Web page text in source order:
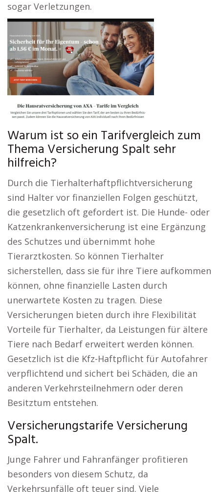
sogar Verletzungen.
Warum ist so ein Tarifvergleich zum
Thema Versicherung Spalt sehr
hilfreich?
Durch die Tierhalterhaftpflichtversicherung
sind Halter vor finanziellen Folgen geschützt,
die gesetzlich oft gefordert ist. Die Hunde- oder
Katzenkrankenversicherung ist eine Ergänzung
des Schutzes und übernimmt hohe
Tierarztkosten. So können Tierhalter
sicherstellen, dass sie für ihre Tiere aufkommen
können, ohne finanzielle Lasten durch
unerwartete Kosten zu tragen. Diese
Versicherungen bieten durch ihre Flexibilität
Vorteile für Tierhalter, da Leistungen für ältere
Tiere nach Bedarf erweitert werden können.
Gesetzlich ist die Kfz-Haftpflicht für Autofahrer
verpflichtend und sichert bei Schäden, die an
anderen Verkehrsteilnehmern oder deren
Besitztum entstehen.
Versicherungstarife Versicherung
Spalt.
Junge Fahrer und Fahranfänger profitieren
besonders von diesem Schutz, da
Verkehrsunfälle oft teuer sind. Viele